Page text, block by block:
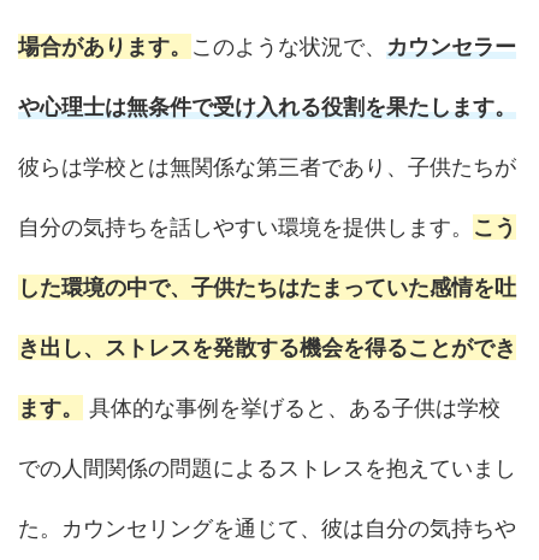
場合があります。 このような状況で、 カウンセラー
や心理士は無条件で受け入れる役割を果たします。
彼らは学校とは無関係な第三者であり、子供たちが
自分の気持ちを話しやすい環境を提供します。 こう
した環境の中で、子供たちはたまっていた感情を吐
き出し、ストレスを発散する機会を得ることができ
ます。 具体的な事例を挙げると、ある子供は学校
での人間関係の問題によるストレスを抱えていまし
た。カウンセリングを通じて、彼は自分の気持ちや